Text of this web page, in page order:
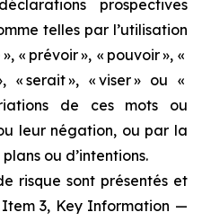
prospectives
telles par l’utilisation
« prévoir», « pouvoir», «
« serait », « viser» ou «
de ces mots ou
leur négation, ou par la
ou d’intentions.
risque sont présentés et
Item 3, Key Information —